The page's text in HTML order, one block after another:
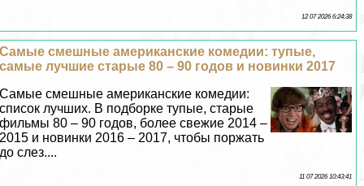
12 07 2026 6:24:38
Самые смешные американские комедии: тупые,
самые лучшие старые 80 – 90 годов и новинки 2017
Самые смешные американские комедии:
список лучших. В подборке тупые, старые
фильмы 80 – 90 годов, более свежие 2014 –
2015 и новинки 2016 – 2017, чтобы поржать
до слез....
11 07 2026 10:43:41